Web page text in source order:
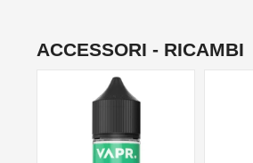
ACCESSORI - RICAMBI